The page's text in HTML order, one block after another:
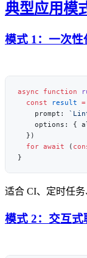
典型应用模
模式 1：一次性
async function
  const
result =
    prompt:
options: {
  for
await (
适合 CI、定时任务
模式 2：交互式